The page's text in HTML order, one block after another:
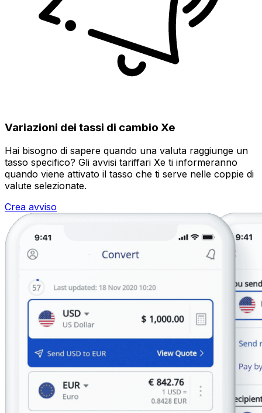
Variazioni dei tassi di cambio Xe
Hai bisogno di sapere quando una valuta raggiunge un
tasso specifico? Gli avvisi tariffari Xe ti informeranno
quando viene attivato il tasso che ti serve nelle coppie di
valute selezionate.
Crea avviso